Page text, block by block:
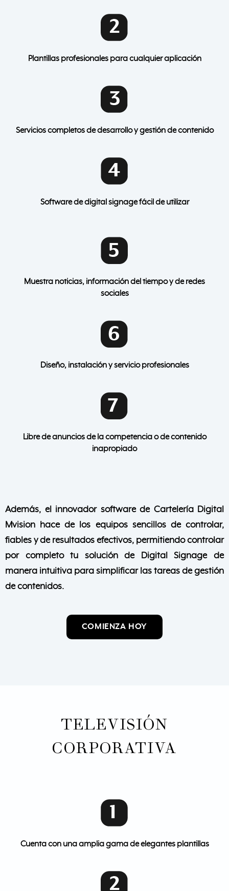
Plantillas profesionales para cualquier aplicación
Servicios completos de desarrollo y gestión de contenido
Software de digital signage fácil de utilizar
Muestra noticias, información del tiempo y de redes
sociales
Diseño, instalación y servicio profesionales
Libre de anuncios de la competencia o de contenido
inapropiado
Además, el innovador software de Cartelería Digital
Mvision hace de los equipos sencillos de controlar,
fiables y de resultados efectivos, permitiendo controlar
por completo tu solución de Digital Signage de
manera intuitiva para simplificar las tareas de gestión
de contenidos.
COMIENZA HOY
TELEVISIÓN
CORPORATIVA
Cuenta con una amplia gama de elegantes plantillas